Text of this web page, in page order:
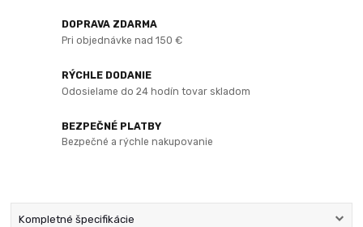
DOPRAVA ZDARMA
Pri objednávke nad 150 €
RÝCHLE DODANIE
Odosielame do 24 hodín tovar skladom
BEZPEČNÉ PLATBY
Bezpečné a rýchle nakupovanie
Kompletné špecifikácie